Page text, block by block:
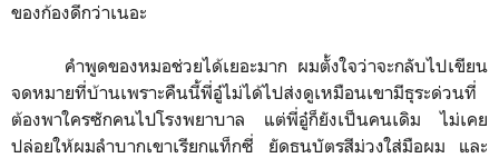
ของก้องดีกว่าเนอะ
คำพูดของหมอช่วยได้เยอะมาก ผมตั้งใจว่าจะกลับไปเขียน
จดหมายที่บ้านเพราะคืนนี้พี่อู๋ไม่ได้ไปส่งดูเหมือนเขามีธุระด่วนที่
ต้องพาใครซักคนไปโรงพยาบาล แต่พี่อู๋ก็ยังเป็นคนเดิม ไม่เคย
ปล่อยให้ผมลำบากเขาเรียกแท็กซี่ ยัดธนบัตรสีม่วงใส่มือผม และ